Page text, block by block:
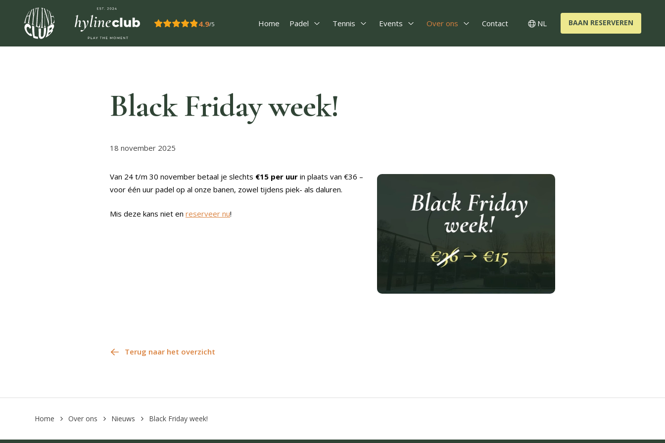
Overslaan en naar de inhoud gaan
4.9/5 Home Padel
Open Padel
Tennis
Open Tennis
Events
Open Events
Over ons
Open Over ons
Contact NL
Switch language
BAAN RESERVEREN
Black Friday week!
18 november 2025
Van 24 t/m 30 november betaal je slechts €15 per uur in plaats van €36 –
voor één uur padel op al onze banen, zowel tijdens piek- als daluren.
Mis deze kans niet en reserveer nu!
Terug naar het overzicht
Home Over ons Nieuws Black Friday week!